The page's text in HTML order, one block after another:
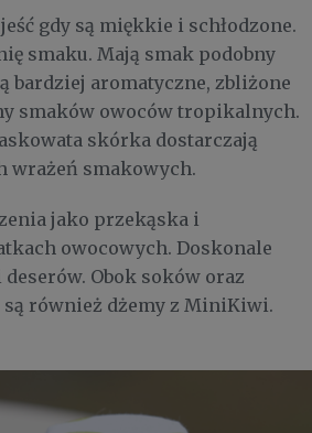
gdy są miękkie i schłodzone.
smaku. Mają smak podobny
bardziej aromatyczne, zbliżone
smaków owoców tropikalnych.
skórka dostarczają
wrażeń smakowych.
jako przekąska i
owocowych. Doskonale
Obok soków oraz
są również dżemy z MiniKiwi.